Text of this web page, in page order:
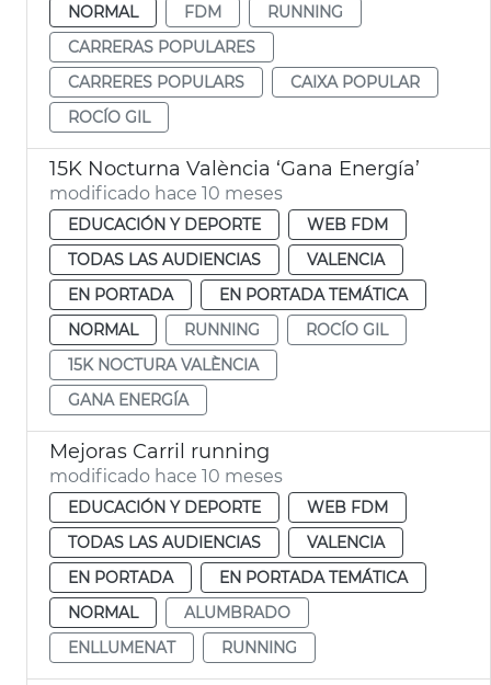
NORMAL
FDM
RUNNING
CARRERAS POPULARES
CARRERES POPULARS
CAIXA POPULAR
ROCÍO GIL
15K Nocturna València ‘Gana Energía’
modificado hace 10 meses
EDUCACIÓN Y DEPORTE
WEB FDM
TODAS LAS AUDIENCIAS
VALENCIA
EN PORTADA
EN PORTADA TEMÁTICA
NORMAL
RUNNING
ROCÍO GIL
15K NOCTURA VALÈNCIA
GANA ENERGÍA
Mejoras Carril running
modificado hace 10 meses
EDUCACIÓN Y DEPORTE
WEB FDM
TODAS LAS AUDIENCIAS
VALENCIA
EN PORTADA
EN PORTADA TEMÁTICA
NORMAL
ALUMBRADO
ENLLUMENAT
RUNNING